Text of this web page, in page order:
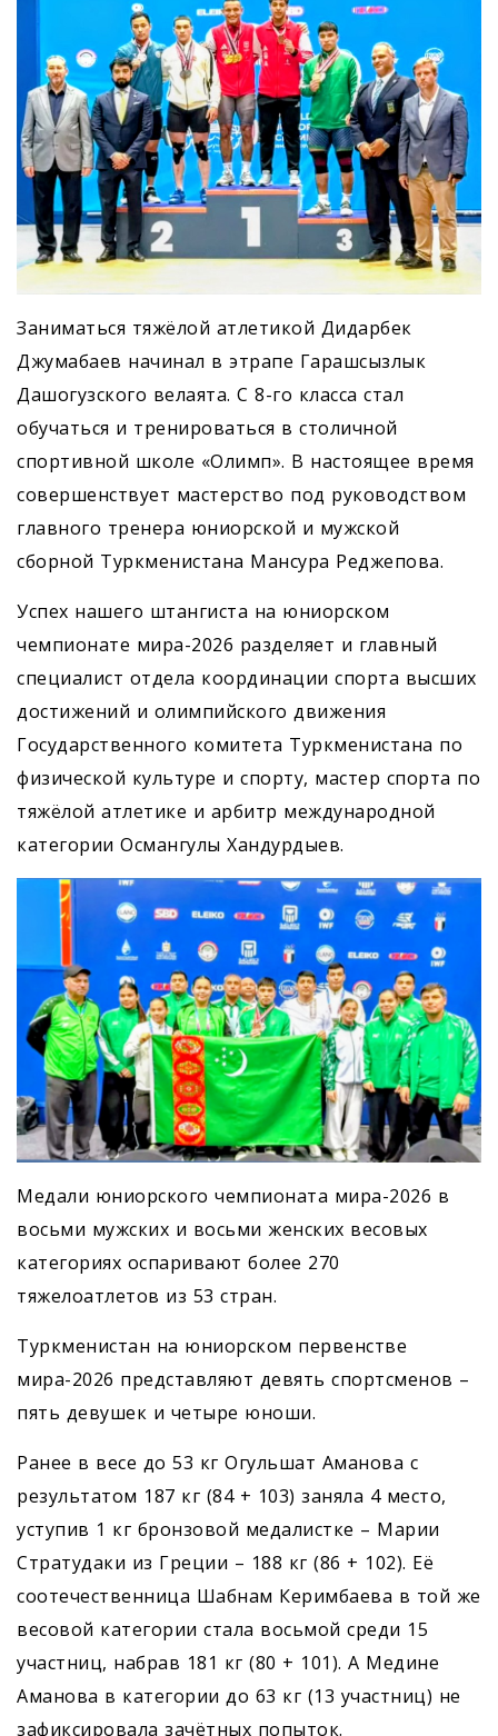
Заниматься тяжёлой атлетикой Дидарбек
Джумабаев начинал в этрапе Гарашсызлык
Дашогузского велаята. С 8-го класса стал
обучаться и тренироваться в столичной
спортивной школе «Олимп». В настоящее время
совершенствует мастерство под руководством
главного тренера юниорской и мужской
сборной Туркменистана Мансура Реджепова.
Успех нашего штангиста на юниорском
чемпионате мира-2026 разделяет и главный
специалист отдела координации спорта высших
достижений и олимпийского движения
Государственного комитета Туркменистана по
физической культуре и спорту, мастер спорта по
тяжёлой атлетике и арбитр международной
категории Османгулы Хандурдыев.
Медали юниорского чемпионата мира-2026 в
восьми мужских и восьми женских весовых
категориях оспаривают более 270
тяжелоатлетов из 53 стран.
Туркменистан на юниорском первенстве
мира-2026 представляют девять спортсменов –
пять девушек и четыре юноши.
Ранее в весе до 53 кг Огульшат Аманова с
результатом 187 кг (84 + 103) заняла 4 место,
уступив 1 кг бронзовой медалистке – Марии
Стратудаки из Греции – 188 кг (86 + 102). Её
соотечественница Шабнам Керимбаева в той же
весовой категории стала восьмой среди 15
участниц, набрав 181 кг (80 + 101). А Медине
Аманова в категории до 63 кг (13 участниц) не
зафиксировала зачётных попыток.